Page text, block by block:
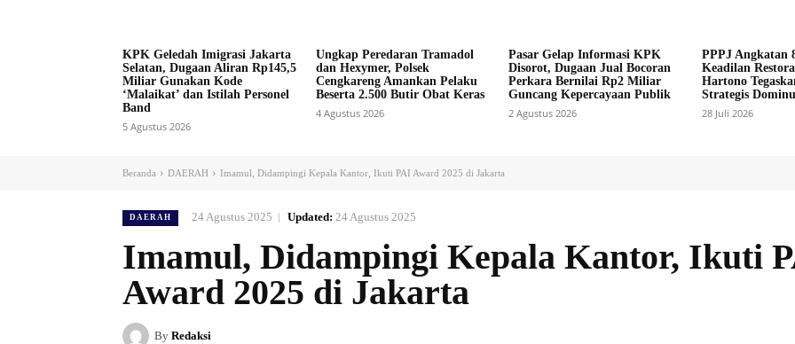
KPK Geledah Imigrasi Jakarta
Selatan, Dugaan Aliran Rp145,5
Miliar Gunakan Kode
‘Malaikat’ dan Istilah Personel
Band
5 Agustus 2026
Ungkap Peredaran Tramadol
dan Hexymer, Polsek
Cengkareng Amankan Pelaku
Beserta 2.500 Butir Obat Keras
4 Agustus 2026
Pasar Gelap Informasi KPK
Disorot, Dugaan Jual Bocoran
Perkara Bernilai Rp2 Miliar
Guncang Kepercayaan Publik
2 Agustus 2026
PPPJ Angkatan
Keadilan
Hartono
Strategis
28 Juli 2026
Beranda DAERAH Imamul, Didampingi Kepala Kantor, Ikuti PAI Award 2025 di Jakarta
DAERAH 24 Agustus 2025 Updated: 24 Agustus 2025
Imamul, Didampingi Kepala Kantor, Ikuti
Award 2025 di Jakarta
By Redaksi